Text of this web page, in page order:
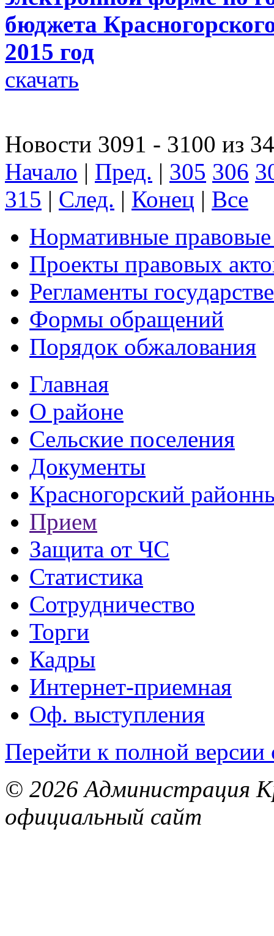
бюджета
2015 год
скачать
Новости 3091 - 3100 из
Начало | Пред. | 305 306
315 | След. | Конец | Все
Нормативные
Проекты правовых
Регламенты
Формы обращений
Порядок обжалования
Главная
О районе
Сельские поселения
Документы
Красногорский
Прием
Защита от ЧС
Статистика
Сотрудничество
Торги
Кадры
Интернет-приемная
Оф. выступления
Перейти к полной версии
© 2026 Администрация
официальный сайт